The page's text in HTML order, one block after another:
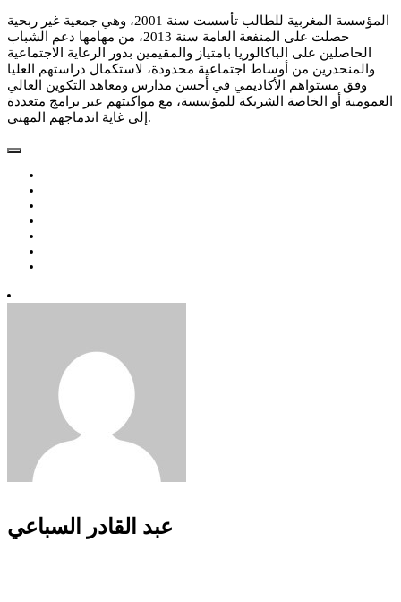
المؤسسة المغربية للطالب تأسست سنة 2001، وهي جمعية غير ربحية
حصلت على المنفعة العامة سنة 2013، من مهامها دعم الشباب
الحاصلين على الباكالوريا بامتياز والمقيمين بدور الرعاية الاجتماعية
والمنحدرين من أوساط اجتماعية محدودة، لاستكمال دراستهم العليا
وفق مستواهم الأكاديمي في أحسن مدارس ومعاهد التكوين العالي
العمومية أو الخاصة الشريكة للمؤسسة، مع مواكبتهم عبر برامج متعددة
إلى غاية اندماجهم المهني.
عبد القادر السباعي